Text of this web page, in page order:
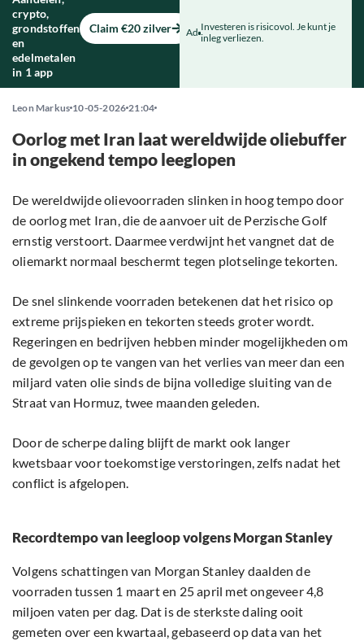
crypto,
grondstoffen
en
edelmetalen
in 1 app
Claim €20 zilver Ad Investeren is risicovol. Je kunt je
inleg verliezen.
Leon Markus 10-05-2026 21:04
Oorlog met Iran laat wereldwijde oliebuffer
in ongekend tempo leeglopen
De wereldwijde olievoorraden slinken in hoog tempo door
de oorlog met Iran, die de aanvoer uit de Perzische Golf
ernstig verstoort. Daarmee verdwijnt het vangnet dat de
oliemarkt normaal beschermt tegen plotselinge tekorten.
De snel slinkende voorraden betekenen dat het risico op
extreme prijspieken en tekorten steeds groter wordt.
Regeringen en bedrijven hebben minder mogelijkheden om
de gevolgen op te vangen van het verlies van meer dan een
miljard vaten olie sinds de bijna volledige sluiting van de
Straat van Hormuz, twee maanden geleden.
Door de scherpe daling blijft de markt ook langer
kwetsbaar voor toekomstige verstoringen, zelfs nadat het
conflict is afgelopen.
Recordtempo van leegloop volgens Morgan Stanley
Volgens schattingen van Morgan Stanley daalden de
voorraden tussen 1 maart en 25 april met ongeveer 4,8
miljoen vaten per dag. Dat is de sterkste daling ooit
gemeten over een kwartaal, gebaseerd op data van het